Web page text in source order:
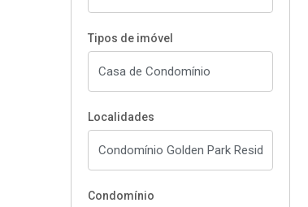
Tipos de imóvel
Localidades
Condomínio